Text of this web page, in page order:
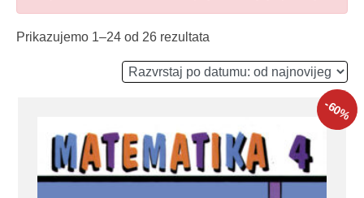
Prikazujemo 1–24 od 26 rezultata
-60%